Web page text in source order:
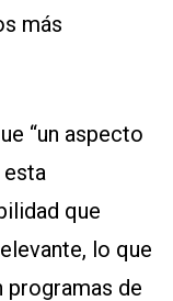
más
“un aspecto
que
lo que
programas de